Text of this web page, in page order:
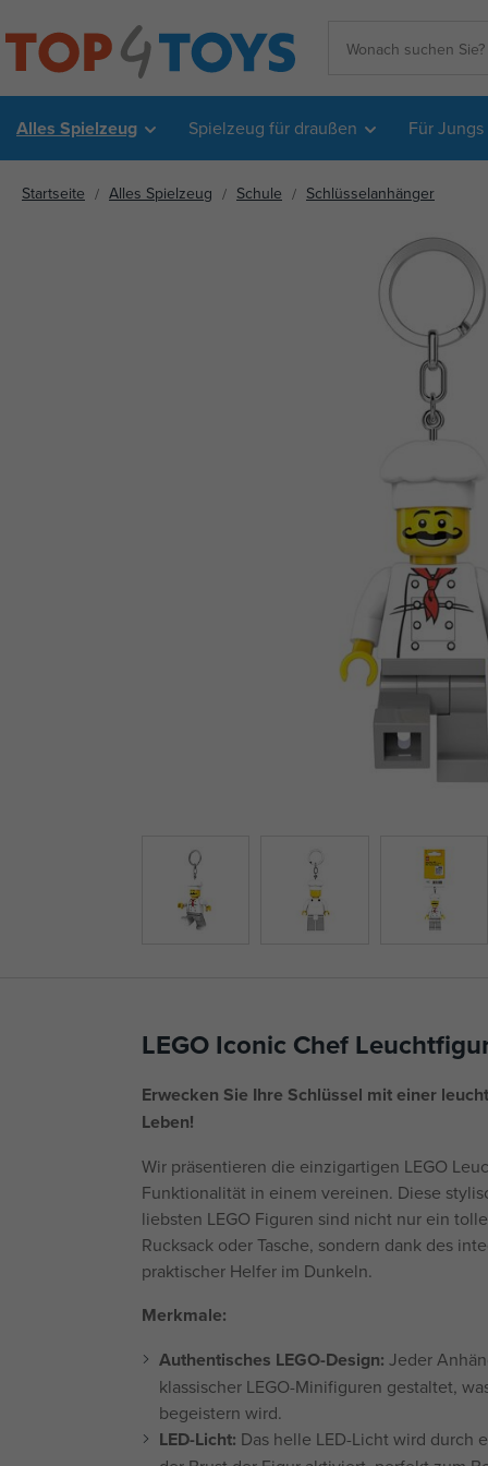
Alles Spielzeug Spielzeug für draußen Für Jungs
Startseite Alles Spielzeug Schule Schlüsselanhänger
LEGO Iconic Chef
Erwecken Sie Ihre Schlüssel mit einer
Leben!
Wir präsentieren die einzigartigen LEGO
Funktionalität in einem vereinen. Diese
liebsten LEGO Figuren sind nicht nur ein
Rucksack oder Tasche, sondern dank des
praktischer Helfer im Dunkeln.
Merkmale:
Authentisches LEGO-Design: Jeder
klassischer LEGO-Minifiguren gestaltet,
begeistern wird.
LED-Licht: Das helle LED-Licht wird durch